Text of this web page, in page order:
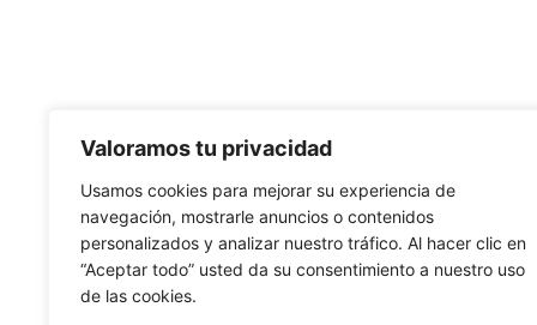
Valoramos tu privacidad
Usamos cookies para mejorar su experiencia de
navegación, mostrarle anuncios o contenidos
personalizados y analizar nuestro tráfico. Al hacer clic en
“Aceptar todo” usted da su consentimiento a nuestro uso
de las cookies.